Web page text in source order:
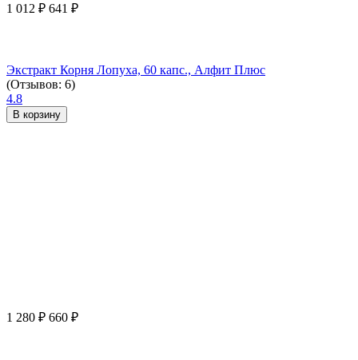
1 012 ₽ 641 ₽
Экстракт Корня Лопуха, 60 капс., Алфит Плюс
(Отзывов: 6)
4.8
В корзину
1 280 ₽ 660 ₽